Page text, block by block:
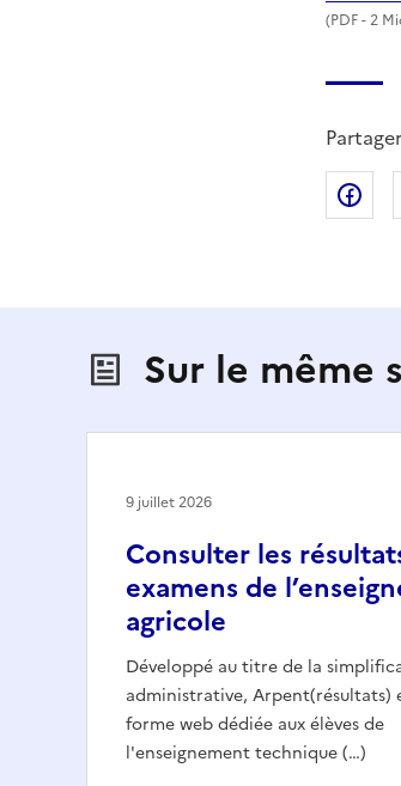
(PDF- 2
Sur le même
Consulter les
examens de
agricole
Développé au titre de la
administrative, Arpent(résultats)
forme web dédiée aux élèves de
l'enseignement technique (…)
9 juillet 2026